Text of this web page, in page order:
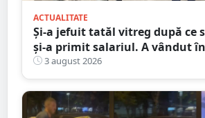
ACTUALITATE
Și-a jefuit tatăl vitreg după ce
și-a primit salariul. A vândut în
de role de vată și gresie de
3 august 2026